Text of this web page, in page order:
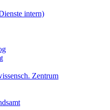
intern)
Zentrum